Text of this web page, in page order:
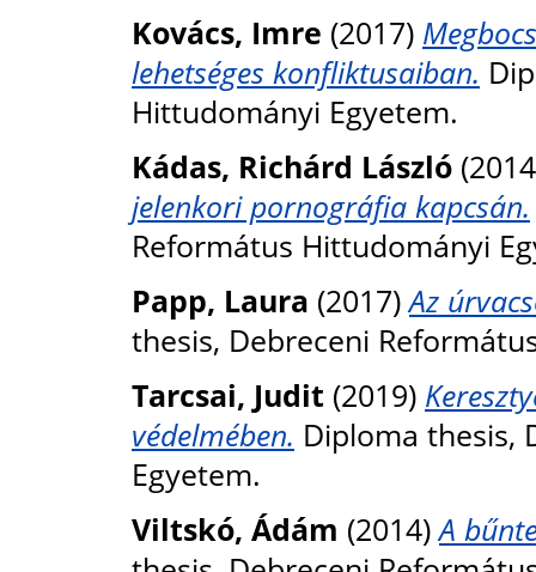
Kovács, Imre (2017)
lehetséges konfliktusaiban.
Hittudományi Egyetem.
Kádas, Richárd László
jelenkori pornográfia kapcsán.
Református Hittudományi
Papp, Laura (2017)Az
thesis, Debreceni
Tarcsai, Judit (2019)
védelmében. Diploma thesis,
Egyetem.
Viltskó, Ádám (2014)A